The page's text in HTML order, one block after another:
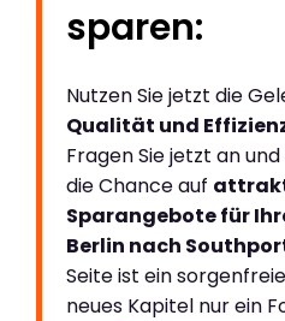
sparen:
Nutzen Sie jetzt die
Qualität und
Fragen Sie jetzt an
die Chance auf
Sparangebote für
Berlin nach
Seite ist ein
neues Kapitel nur ein